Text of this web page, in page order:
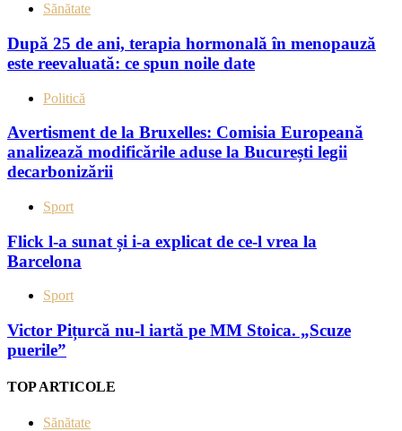
Sănătate
După 25 de ani, terapia hormonală în menopauză
este reevaluată: ce spun noile date
Politică
Avertisment de la Bruxelles: Comisia Europeană
analizează modificările aduse la București legii
decarbonizării
Sport
Flick l-a sunat și i-a explicat de ce-l vrea la
Barcelona
Sport
Victor Pițurcă nu-l iartă pe MM Stoica. „Scuze
puerile”
TOP ARTICOLE
Sănătate